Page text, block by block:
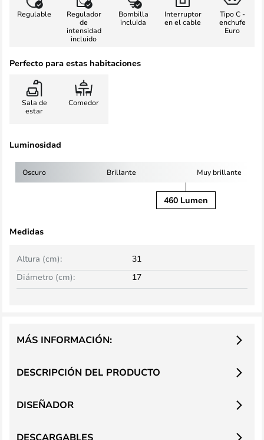
Regulable
Regulador
de
intensidad
incluido
Bombilla
incluida
Interruptor
en el cable
Tipo C -
enchufe
Euro
Perfecto para estas habitaciones
Sala de
estar
Comedor
Luminosidad
Oscuro Brillante Muy brillante
460 Lumen
Medidas
Altura (cm):
31
Diámetro (cm):
17
DESCRIPCIÓN DEL PRODUCTO
MÁS INFORMACIÓN:
DISEÑADOR
DESCARGABLES